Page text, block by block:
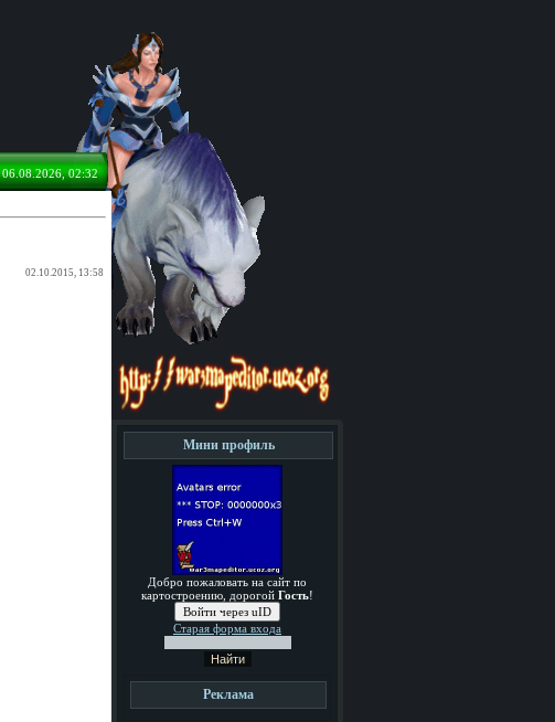
06.08.2026, 02:32
02.10.2015, 13:58
Мини профиль
Добро пожаловать на сайт по
картостроению, дорогой Гость!
Войти через uID
Старая форма входа
Реклама